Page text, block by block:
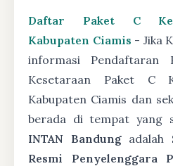
Daftar Paket C
Kabupaten Ciamis - Jika
informasi Pendaftaran
Kesetaraan Paket C
Kabupaten Ciamis dan
berada di tempat yang
INTAN Bandungadalah
Resmi Penyelenggara